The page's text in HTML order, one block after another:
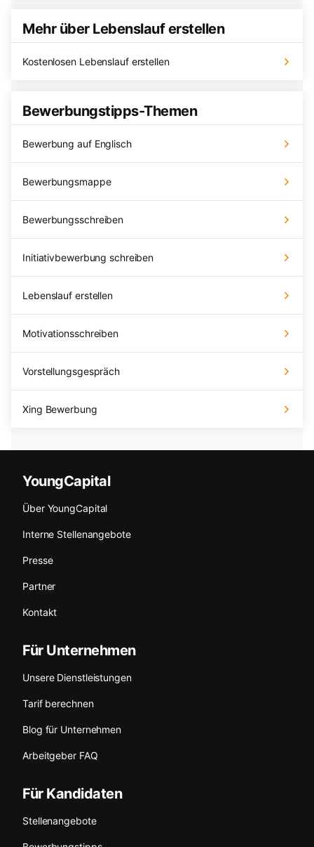
Mehr über Lebenslauf erstellen
Kostenlosen Lebenslauf erstellen
Bewerbungstipps-Themen
Bewerbung auf Englisch
Bewerbungsmappe
Bewerbungsschreiben
Initiativbewerbung schreiben
Lebenslauf erstellen
Motivationsschreiben
Vorstellungsgespräch
Xing Bewerbung
YoungCapital
Über YoungCapital
Interne Stellenangebote
Presse
Partner
Kontakt
Für Unternehmen
Unsere Dienstleistungen
Tarif berechnen
Blog für Unternehmen
Arbeitgeber FAQ
Für Kandidaten
Stellenangebote